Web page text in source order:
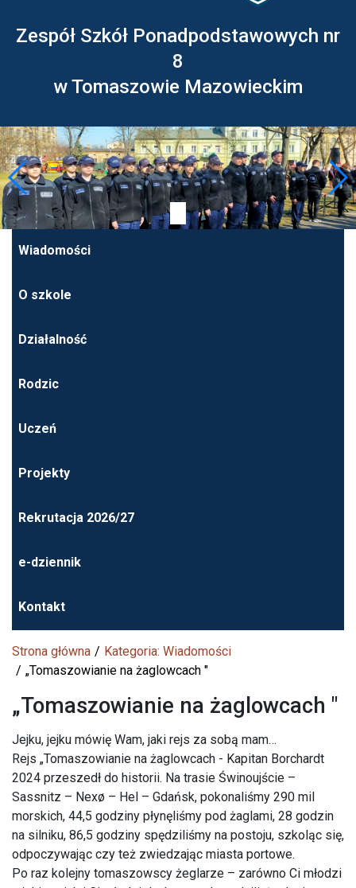
Zespół Szkół Ponadpodstawowych nr
8
w Tomaszowie Mazowieckim
Wiadomości
O szkole
Działalność
Rodzic
Uczeń
Projekty
Rekrutacja 2026/27
e-dziennik
Kontakt
Strona główna
Kategoria: Wiadomości
„Tomaszowianie na żaglowcach "
„Tomaszowianie na żaglowcach "
Jejku, jejku mówię Wam, jaki rejs za sobą mam…
Rejs „Tomaszowianie na żaglowcach - Kapitan Borchardt
2024 przeszedł do historii. Na trasie Świnoujście –
Sassnitz – Nexø – Hel – Gdańsk, pokonaliśmy 290 mil
morskich, 44,5 godziny płynęliśmy pod żaglami, 28 godzin
na silniku, 86,5 godziny spędziliśmy na postoju, szkoląc się,
odpoczywając czy też zwiedzając miasta portowe.
Po raz kolejny tomaszowscy żeglarze – zarówno Ci młodzi